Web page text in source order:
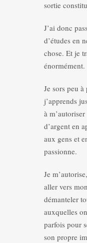
sortie
J’ai donc
d’études en
chose. Et je
énormément.
Je sors peu
j’apprends
à
d’argent en
aux gens et
passionne.
Je
aller vers
démanteler
auxquelles
parfois pour
son propre